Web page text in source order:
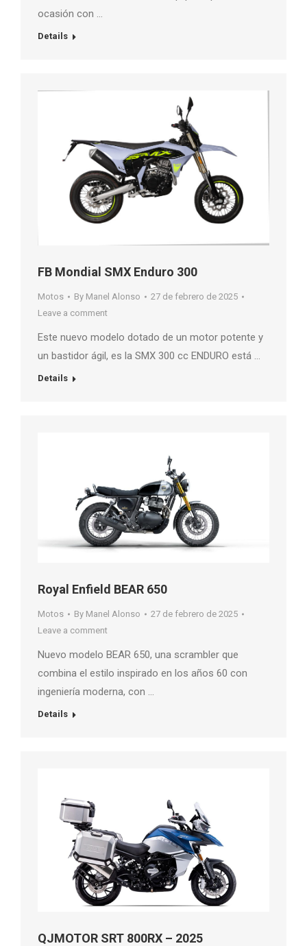
ocasión con …
Details
FB Mondial SMX Enduro 300
Motos By Manel Alonso
27 de febrero de 2025
Leave a comment
Este nuevo modelo dotado de un motor potente y
un bastidor ágil, es la SMX 300 cc ENDURO está …
Details
Royal Enfield BEAR 650
Motos By Manel Alonso
27 de febrero de 2025
Leave a comment
Nuevo modelo BEAR 650, una scrambler que
combina el estilo inspirado en los años 60 con
ingeniería moderna, con …
Details
QJMOTOR SRT 800RX – 2025